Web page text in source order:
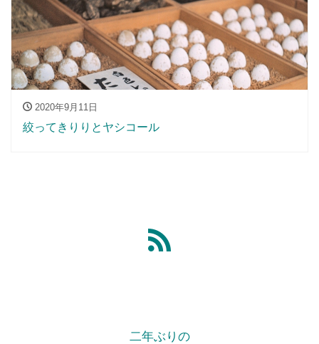
2020年9月11日
絞ってきりりとヤシコール
二年ぶりの